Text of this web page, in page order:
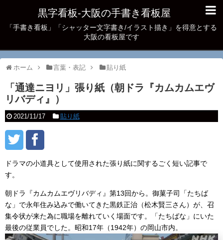
黒字看板‐大阪の手書き看板屋
「手書き看板」「シャッター文字書き/イラスト描き」を得意とする
大阪の看板屋です
ホーム 言葉・表記 貼り紙
「通達ニヨリ」張り紙（朝ドラ『カムカムエヴ
リバディ』）
2021/11/17 貼り紙
ドラマの小道具として使用された張り紙に関するごく短い記事で
す。
朝ドラ『カムカムエヴリバディ』第13回から。御菓子司「たちば
な」で永年住み込みで働いてきた黒鉄正治（松木賢三さん）が、召
集令状が来た為に職場を離れていく場面です。「たちばな」にいた
最後の従業員でした。昭和17年（1942年）の岡山市内。